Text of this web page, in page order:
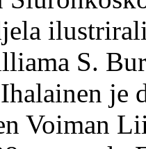
S.
je
Voiman